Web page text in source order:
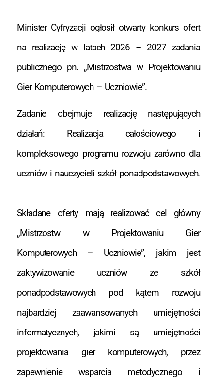
Minister Cyfryzacji ogłosił otwarty konkurs ofert
na realizację w latach 2026 – 2027 zadania
publicznego pn. „Mistrzostwa w Projektowaniu
Gier Komputerowych – Uczniowie”.
Zadanie obejmuje realizację następujących
działań: Realizacja całościowego i
kompleksowego programu rozwoju zarówno dla
uczniów i nauczycieli szkół ponadpodstawowych.
Składane oferty mają realizować cel główny
„Mistrzostw w Projektowaniu Gier
Komputerowych – Uczniowie”, jakim jest
zaktywizowanie uczniów ze szkół
ponadpodstawowych pod kątem rozwoju
najbardziej zaawansowanych umiejętności
informatycznych, jakimi są umiejętności
projektowania gier komputerowych, przez
zapewnienie wsparcia metodycznego i